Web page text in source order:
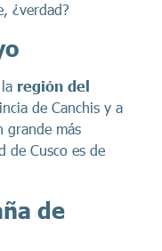
¿verdad?
región del
de Canchis y a
grande más
de Cusco es de
de